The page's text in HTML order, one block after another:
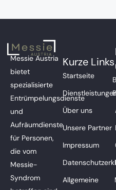
Messie Austria
bietet
spezialisierte
Entrümpelungsdienste
und
Aufräumdienste
für Personen,
die vom
Messie-
Syndrom
Kurze Links
Startseite
Über uns
Unsere Partner
Impressum
Allgemeine